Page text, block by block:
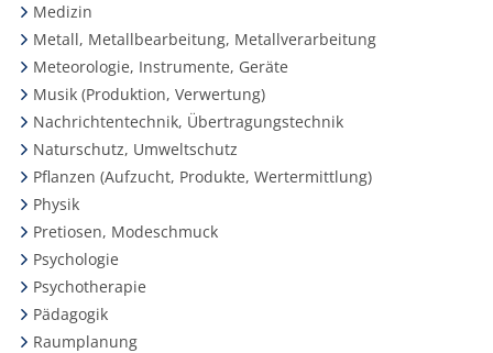
Medizin
Metall, Metallbearbeitung, Metallverarbeitung
Meteorologie, Instrumente, Geräte
Musik (Produktion, Verwertung)
Nachrichtentechnik, Übertragungstechnik
Naturschutz, Umweltschutz
Pflanzen (Aufzucht, Produkte, Wertermittlung)
Physik
Pretiosen, Modeschmuck
Psychologie
Psychotherapie
Pädagogik
Raumplanung